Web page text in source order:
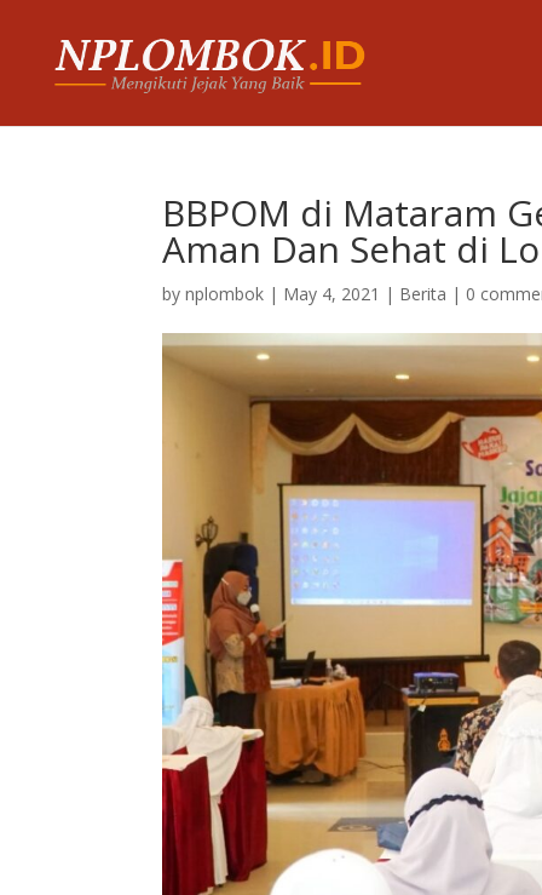
BBPOM di Mataram
Aman Dan Sehat di
bynplombok | May 4, 2021 | Berita | 0